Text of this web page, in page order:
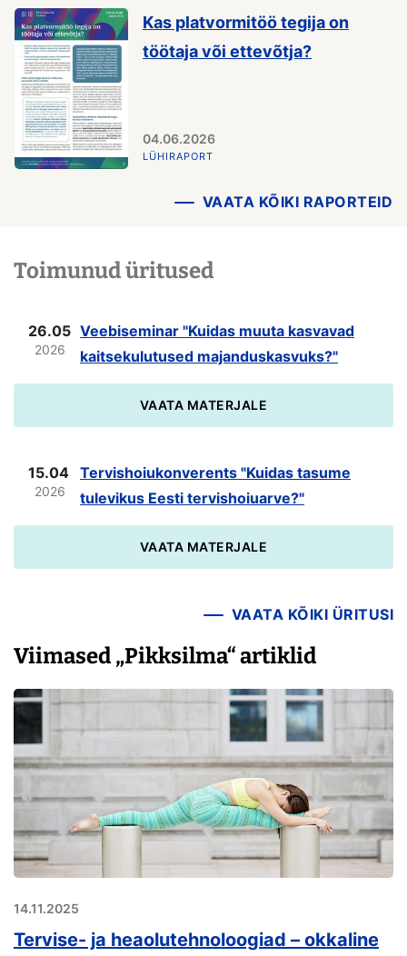
Kas platvormitöö tegija on
töötaja või ettevõtja?
04.06.2026
LÜHIRAPORT
VAATA KÕIKI RAPORTEID
Toimunud üritused
26.05
2026
Veebiseminar "Kuidas muuta kasvavad
kaitsekulutused majanduskasvuks?"
VAATA MATERJALE
15.04
2026
Tervishoiukonverents "Kuidas tasume
tulevikus Eesti tervishoiuarve?"
VAATA MATERJALE
VAATA KÕIKI ÜRITUSI
Viimased „Pikksilma“ artiklid
14.11.2025
Tervise- ja heaolutehnoloogiad – okkaline